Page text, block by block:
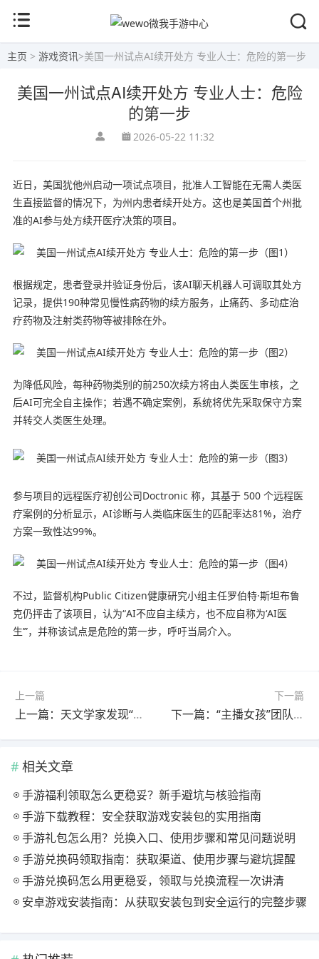
主页 > 游戏资讯>美国一州试点AI续开处方 专业人士：危险的第一步
美国一州试点AI续开处方 专业人士：危险
的第一步
2026-05-22 11:32
近日，美国犹他州启动一项试点项目，批准人工智能在无需人类医
生直接监督的情况下，为州内患者续开处方。这也是美国首个州批
准的AI参与处方续开医疗决策的项目。
根据规定，患者登录并验证身份后，该AI聊天机器人可调取其处方
记录，提供190种常见慢性病药物的续方服务，止痛药、多动症治
疗药物及注射类药物等被排除在外。
为降低风险，每种药物类别的前250次续方将由人类医生审核，之
后AI可完全自主操作；若遇不确定案例，系统将优先采取保守方案
并转交人类医生处理。
参与项目的远程医疗初创公司Doctronic 称，其基于 500 个远程医
疗案例的分析显示，AI诊断与人类临床医生的匹配率达81%，治疗
方案一致性达99%。
不过，监督机构Public Citizen健康研究小组主任罗伯特·斯坦布鲁
克仍抨击了该项目，认为“AI不应自主续方，也不应自称为‘AI医
生’”，并称该试点是危险的第一步，呼吁当局介入。
上一篇
上一篇：天文学家发现“不可能存在”的星系团 挑战既有认知
下一篇
下一篇：“主播女孩”团队新作登陆Steam：游戏定档8月 首日愿望单破万
相关文章
手游福利领取怎么更稳妥？新手避坑与核验指南
手游下载教程：安全获取游戏安装包的实用指南
手游礼包怎么用？兑换入口、使用步骤和常见问题说明
手游兑换码领取指南：获取渠道、使用步骤与避坑提醒
手游兑换码怎么用更稳妥，领取与兑换流程一次讲清
安卓游戏安装指南：从获取安装包到安全运行的完整步骤